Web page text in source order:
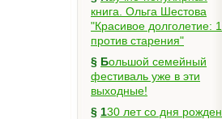
книга. Ольга Шестова
"Красивое долголетие:
против старения"
§ Большой семейный
фестиваль уже в эти
выходные!
§ 130 лет со дня рождения